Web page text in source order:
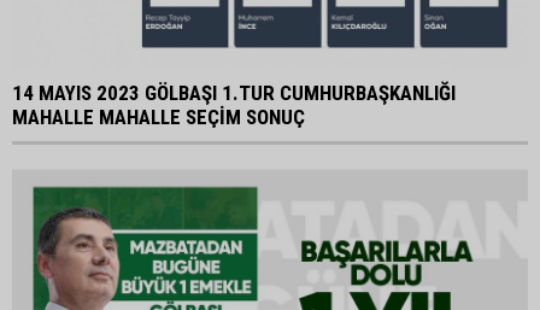
14 MAYIS 2023 GÖLBAŞI 1.TUR CUMHURBAŞKANLIĞI
MAHALLE MAHALLE SEÇİM SONUÇ